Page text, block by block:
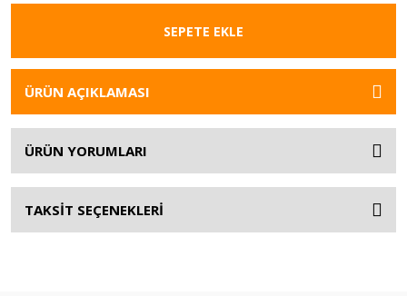
SEPETE EKLE
ÜRÜN AÇIKLAMASI
ÜRÜN YORUMLARI
TAKSİT SEÇENEKLERİ